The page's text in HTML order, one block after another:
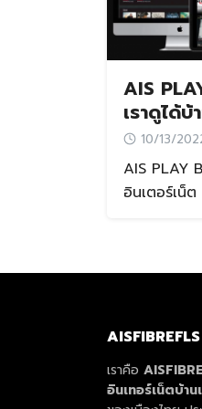
AIS
เราดูได้บ้
10/13/
AIS PLAY
อินเตอร์เน็
AISFIBREFLS
เราคือ
อินเทอร์เน็ตบ้า